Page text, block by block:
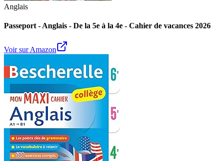
Anglais
Passeport - Anglais - De la 5e à la 4e - Cahier de vacances 2026
Voir sur Amazon